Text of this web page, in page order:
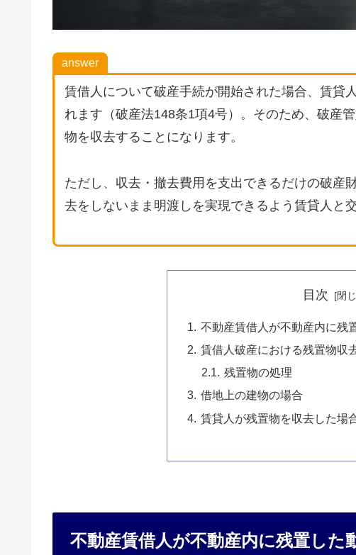
answer
賃借人について破産手続が開始された場合、賃貸
れます（破産法148条1項4号）。そのため、破産
物を収去することになります。
ただし、収去・撤去費用を支出できるだけの破産
去をしないまま明渡しを実現できるよう賃貸人と
目次
不動産賃借人が不動産内に残
賃借人破産における残置物収
残置物の処理
借地上の建物の場合
賃貸人が残置物を収去した場
不動産賃借人が不動産内に残置した